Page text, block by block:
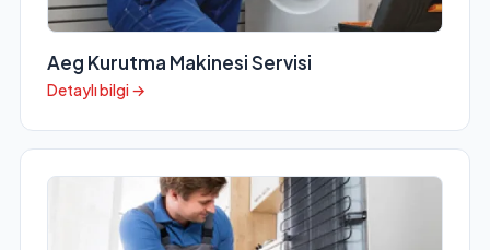
Aeg Kurutma Makinesi Servisi
Detaylı bilgi →